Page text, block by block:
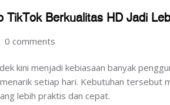
TikTok Berkualitas HD Jadi
0 comments
kini menjadi kebiasaan banyak
setiap hari. Kebutuhan tersebut
lebih praktis dan cepat.